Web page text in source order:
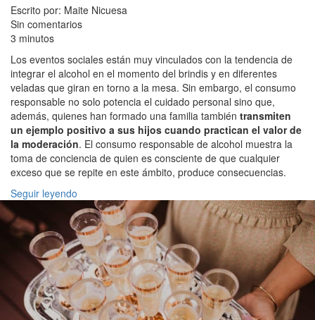
Escrito por: Maite Nicuesa
Sin comentarios
3 minutos
Los eventos sociales están muy vinculados con la tendencia de
integrar el alcohol en el momento del brindis y en diferentes
veladas que giran en torno a la mesa. Sin embargo, el consumo
responsable no solo potencia el cuidado personal sino que,
además, quienes han formado una familia también transmiten
un ejemplo positivo a sus hijos cuando practican el valor de
la moderación. El consumo responsable de alcohol muestra la
toma de conciencia de quien es consciente de que cualquier
exceso que se repite en este ámbito, produce consecuencias.
Seguir leyendo